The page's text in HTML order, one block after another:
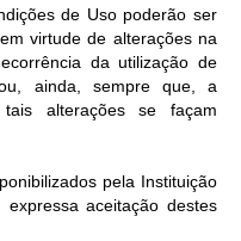
de Uso poderão ser
virtude de alterações na
da utilização de
ainda, sempre que, a
alterações se façam
pela Instituição
aceitação destes